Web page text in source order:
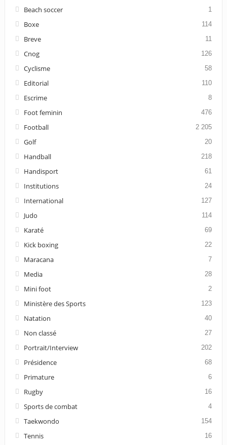
Beach soccer 1
Boxe 114
Breve 11
Cnog 126
Cyclisme 58
Editorial 110
Escrime 8
Foot feminin 476
Football 2 205
Golf 20
Handball 218
Handisport 61
Institutions 24
International 127
Judo 114
Karaté 69
Kick boxing 22
Maracana 7
Media 28
Mini foot 2
Ministère des Sports 123
Natation 40
Non classé 27
Portrait/Interview 202
Présidence 68
Primature 6
Rugby 16
Sports de combat 4
Taekwondo 154
Tennis 16